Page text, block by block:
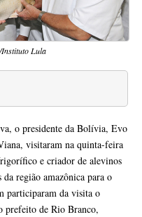
Instituto Lula
o presidente da Bolívia, Evo
visitaram na quinta-feira
e criador de alevinos
região amazônica para o
participaram da visita o
prefeito de Rio Branco,